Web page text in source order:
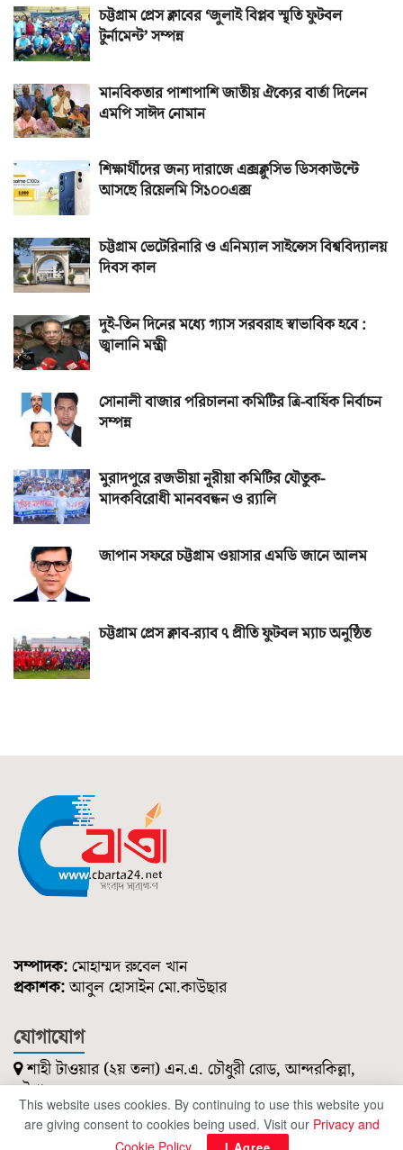
চট্টগ্রাম প্রেস ক্লাবের ‘জুলাই বিপ্লব স্মৃতি ফুটবল
টুর্নামেন্ট’ সম্পন্ন
মানবিকতার পাশাপাশি জাতীয় ঐক্যের বার্তা দিলেন
এমপি সাঈদ নোমান
শিক্ষার্থীদের জন্য দারাজে এক্সক্লুসিভ ডিসকাউন্টে
আসছে রিয়েলমি সি১০০এক্স
চট্টগ্রাম ভেটেরিনারি ও এনিম্যাল সাইন্সেস বিশ্ববিদ্যালয়
দিবস কাল
দুই-তিন দিনের মধ্যে গ্যাস সরবরাহ স্বাভাবিক হবে :
জ্বালানি মন্ত্রী
সোনালী বাজার পরিচালনা কমিটির ত্রি-বার্ষিক নির্বাচন
সম্পন্ন
মুরাদপুরে রজভীয়া নূরীয়া কমিটির যৌতুক-
মাদকবিরোধী মানববন্ধন ও র‌্যালি
জাপান সফরে চট্টগ্রাম ওয়াসার এমডি জানে আলম
চট্টগ্রাম প্রেস ক্লাব-র‌্যাব ৭ প্রীতি ফুটবল ম্যাচ অনুষ্ঠিত
সম্পাদক: মোহাম্মদ রুবেল খান
প্রকাশক:আবুল হোসাইন মো.কাউছার
যোগাযোগ
শাহী টাওয়ার (২য় তলা) এন.এ. চৌধুরী রোড, আন্দরকিল্লা,
চট্টগ্রাম।
০১৮৫১ ২১৪ ৭৪৭
cbartanews@gmail.com
This website uses cookies. By continuing to use this website you
are giving consent to cookies being used. Visit our Privacy and
Cookie Policy.